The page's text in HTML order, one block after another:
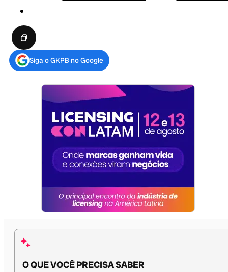
Siga o GKPB no Google
O QUE VOCÊ PRECISA SABER